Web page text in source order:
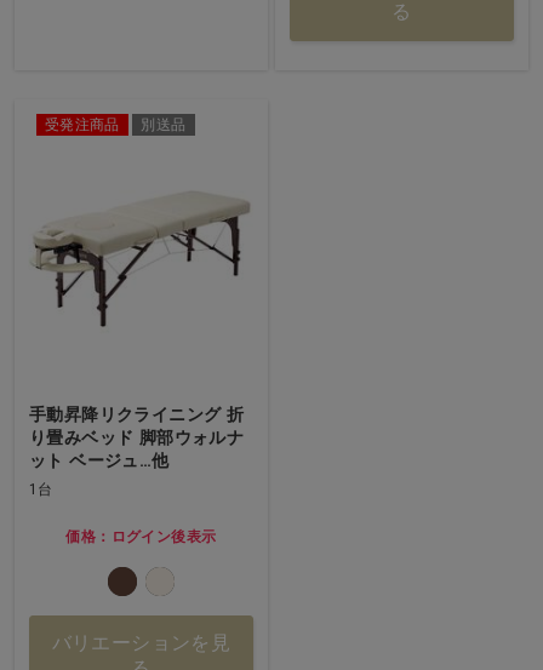
る
受発注商品 別送品
手動昇降リクライニング 折
り畳みベッド 脚部ウォルナ
ット ベージュ…他
1台
価格：ログイン後表示
バリエーションを見